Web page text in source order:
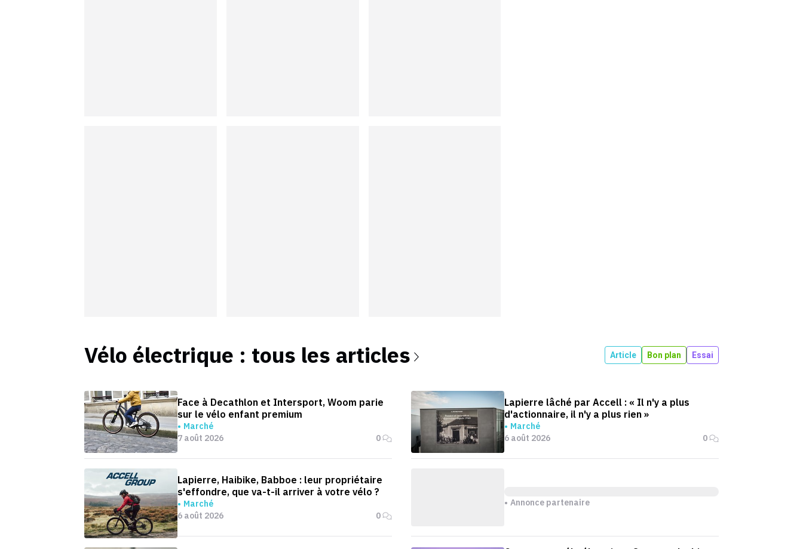
Vélo électrique : tous les articles Article Bon plan Essai
Face à Decathlon et Intersport, Woom parie
sur le vélo enfant premium
Marché
7 août 2026
0
Lapierre lâché par Accell : « Il n'y a plus
d'actionnaire, il n'y a plus rien »
Marché
6 août 2026
0
Lapierre, Haibike, Babboe : leur propriétaire
s'effondre, que va-t-il arriver à votre vélo ?
Marché
6 août 2026
0
Annonce partenaire